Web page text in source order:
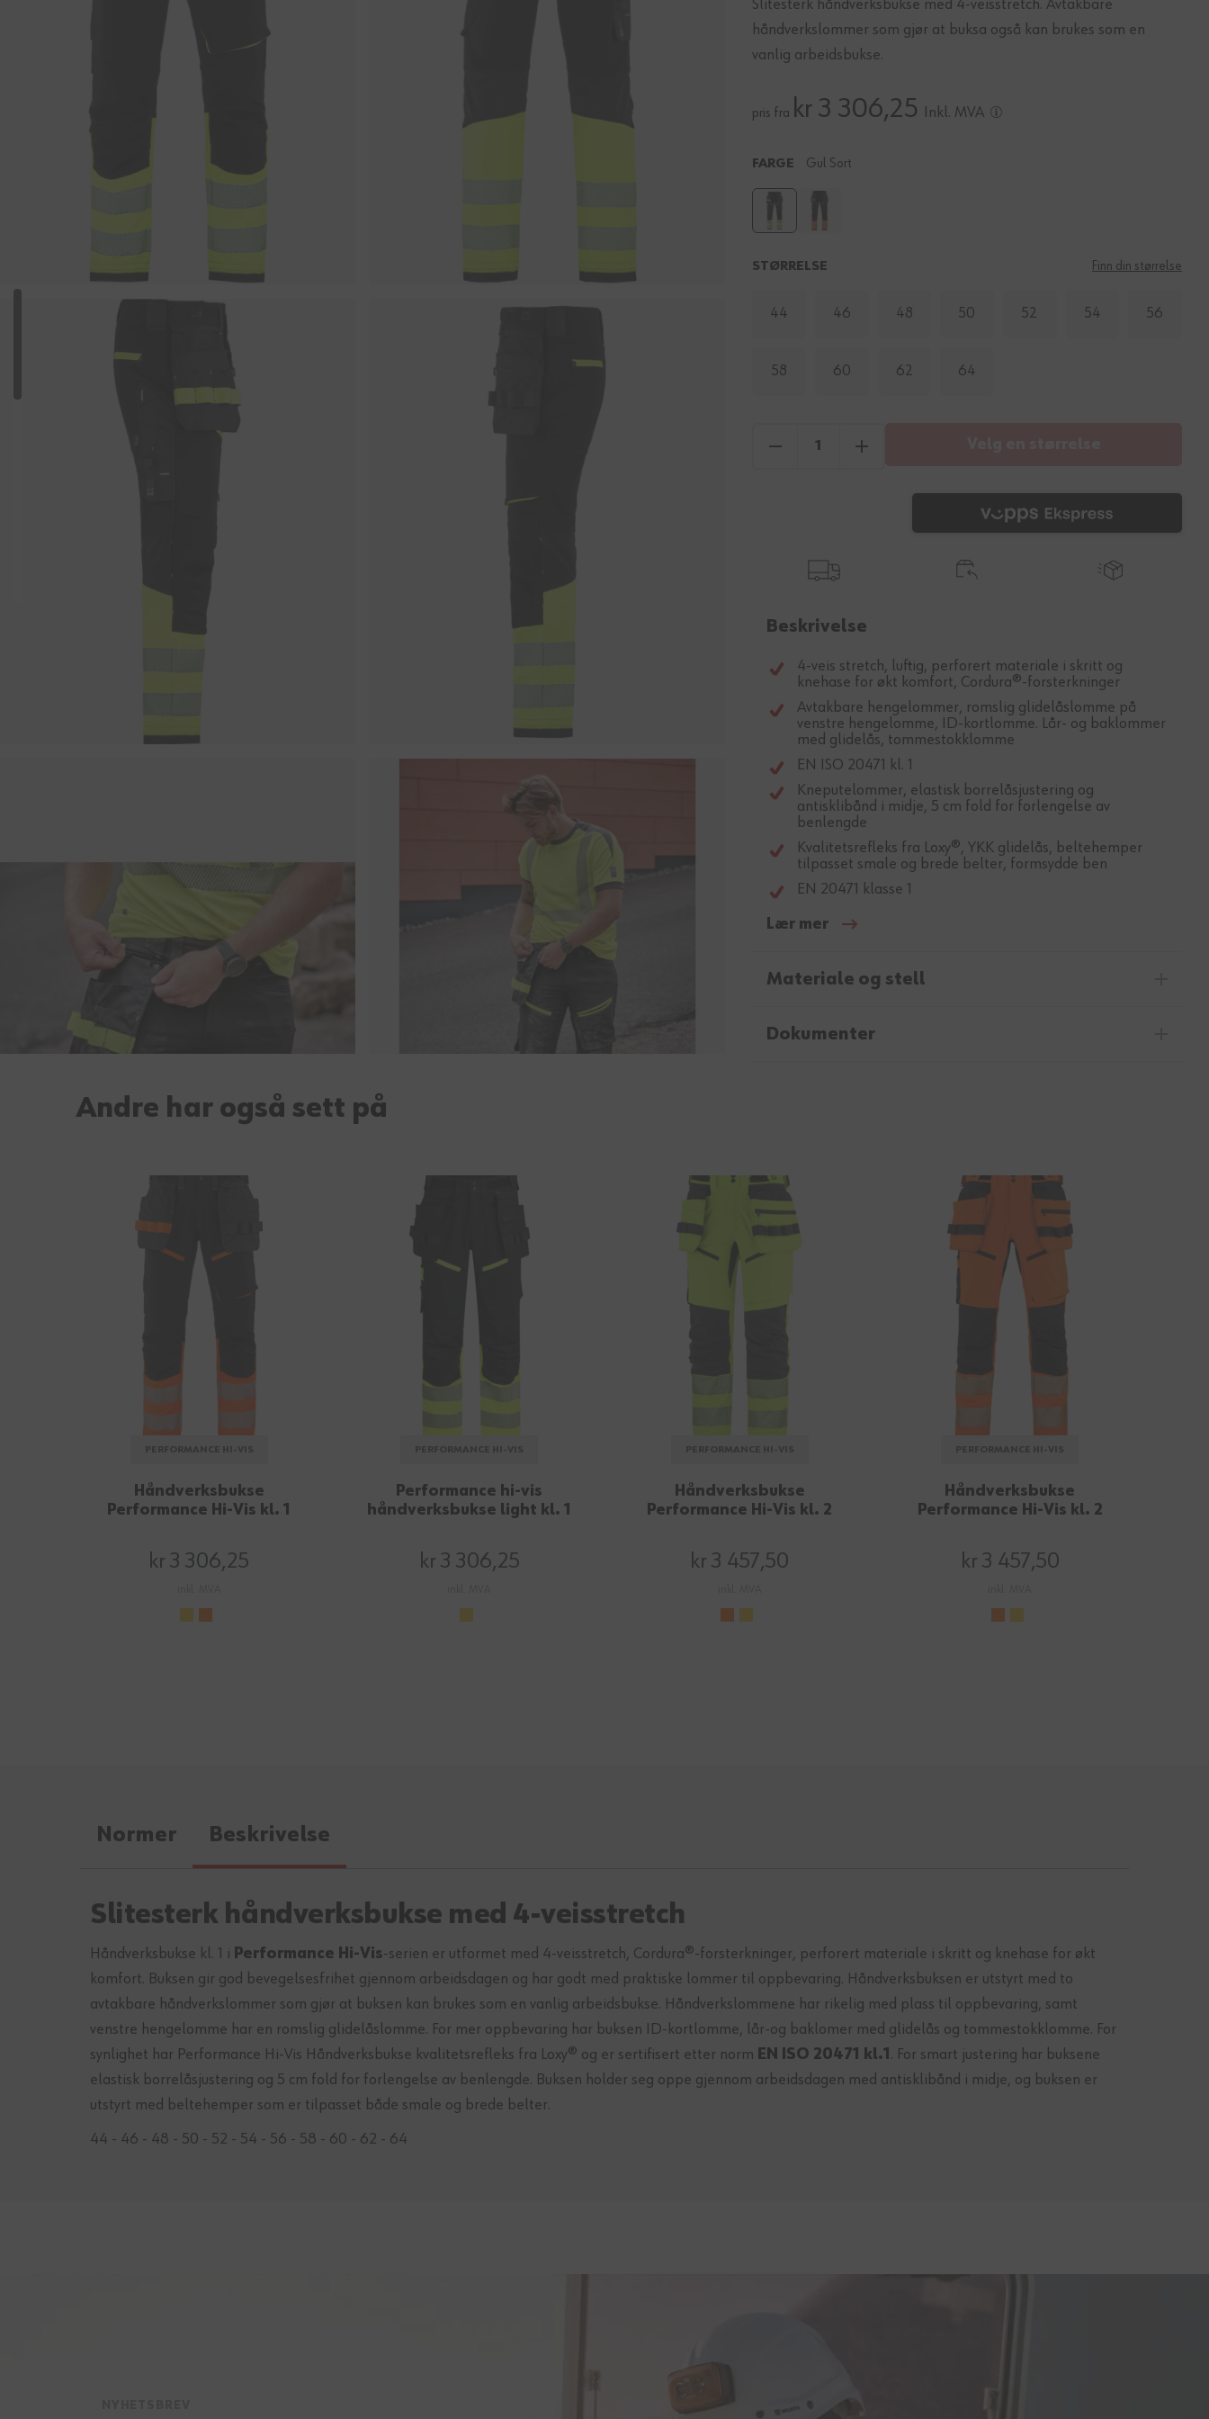
Slitesterk håndverksbukse med 4-veisstretch. Avtakbare
håndverkslommer som gjør at buksa også kan brukes som en
vanlig arbeidsbukse.
pris fra kr 3 306,25 Inkl. MVA
FARGE Gul Sort
STØRRELSE Finn din størrelse
44 46 48 50 52 54 56
58 60 62 64
Beskrivelse
4-veis stretch, luftig, perforert materiale i skritt og
knehase for økt komfort, Cordura®-forsterkninger
Avtakbare hengelommer, romslig glidelåslomme på
venstre hengelomme, ID-kortlomme. Lår- og baklommer
med glidelås, tommestokklomme
EN ISO 20471 kl. 1
Kneputelommer, elastisk borrelåsjustering og
antisklibånd i midje, 5 cm fold for forlengelse av
benlengde
Kvalitetsrefleks fra Loxy®, YKK glidelås, beltehemper
tilpasset smale og brede belter, formsydde ben
EN 20471 klasse 1
Lær mer
Materiale og stell
Dokumenter
Andre har også sett på
Håndverksbukse
Performance Hi-Vis kl. 1
kr 3 306,25
Performance hi-vis
håndverksbukse light kl. 1
kr 3 306,25
Håndverksbukse
Performance Hi-Vis kl. 2
kr 3 457,50
Håndverksbukse
Performance Hi-Vis kl. 2
kr 3 457,50
Normer Beskrivelse
Slitesterk håndverksbukse med 4-veisstretch
Håndverksbukse kl. 1 i Performance Hi-Vis-serien er utformet med 4-veisstretch, Cordura®-forsterkninger, perforert materiale i skritt og knehase for økt
komfort. Buksen gir god bevegelsesfrihet gjennom arbeidsdagen og har godt med praktiske lommer til oppbevaring. Håndverksbuksen er utstyrt med to
avtakbare håndverkslommer som gjør at buksen kan brukes som en vanlig arbeidsbukse. Håndverkslommene har rikelig med plass til oppbevaring, samt
venstre hengelomme har en romslig glidelåslomme. For mer oppbevaring har buksen ID-kortlomme, lår-og baklomer med glidelås og tommestokklomme. For
synlighet har Performance Hi-Vis Håndverksbukse kvalitetsrefleks fra Loxy® og er sertifisert etter norm EN ISO 20471 kl.1 . For smart justering har buksene
elastisk borrelåsjustering og 5 cm fold for forlengelse av benlengde. Buksen holder seg oppe gjennom arbeidsdagen med antisklibånd i midje, og buksen er
utstyrt med beltehemper som er tilpasset både smale og brede belter.
44 - 46 - 48 - 50 - 52 - 54 - 56 - 58 - 60 - 62 - 64